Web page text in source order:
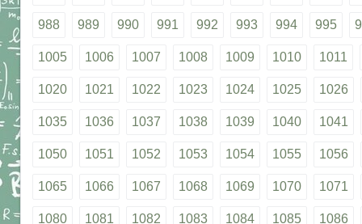
988 989 990 991 992 993 994 995
1005 1006 1007 1008 1009 1010 1011
1020 1021 1022 1023 1024 1025 1026
1035 1036 1037 1038 1039 1040 1041
1050 1051 1052 1053 1054 1055 1056
1065 1066 1067 1068 1069 1070 1071
1080 1081 1082 1083 1084 1085 1086